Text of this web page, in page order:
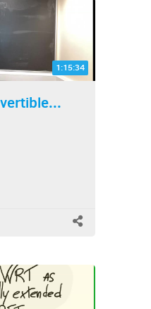
1:15:34